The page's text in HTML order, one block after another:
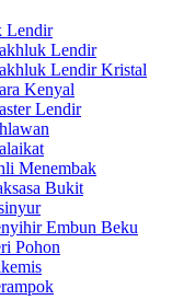
Lendir
Lendir
Lendir Kristal
Kenyal
Lendir
Menembak
Bukit
Embun Beku
Pohon